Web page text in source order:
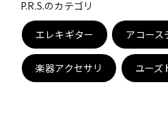
P.R.S.のカテゴリ
エレキギター アコース
楽器アクセサリ ユーズ